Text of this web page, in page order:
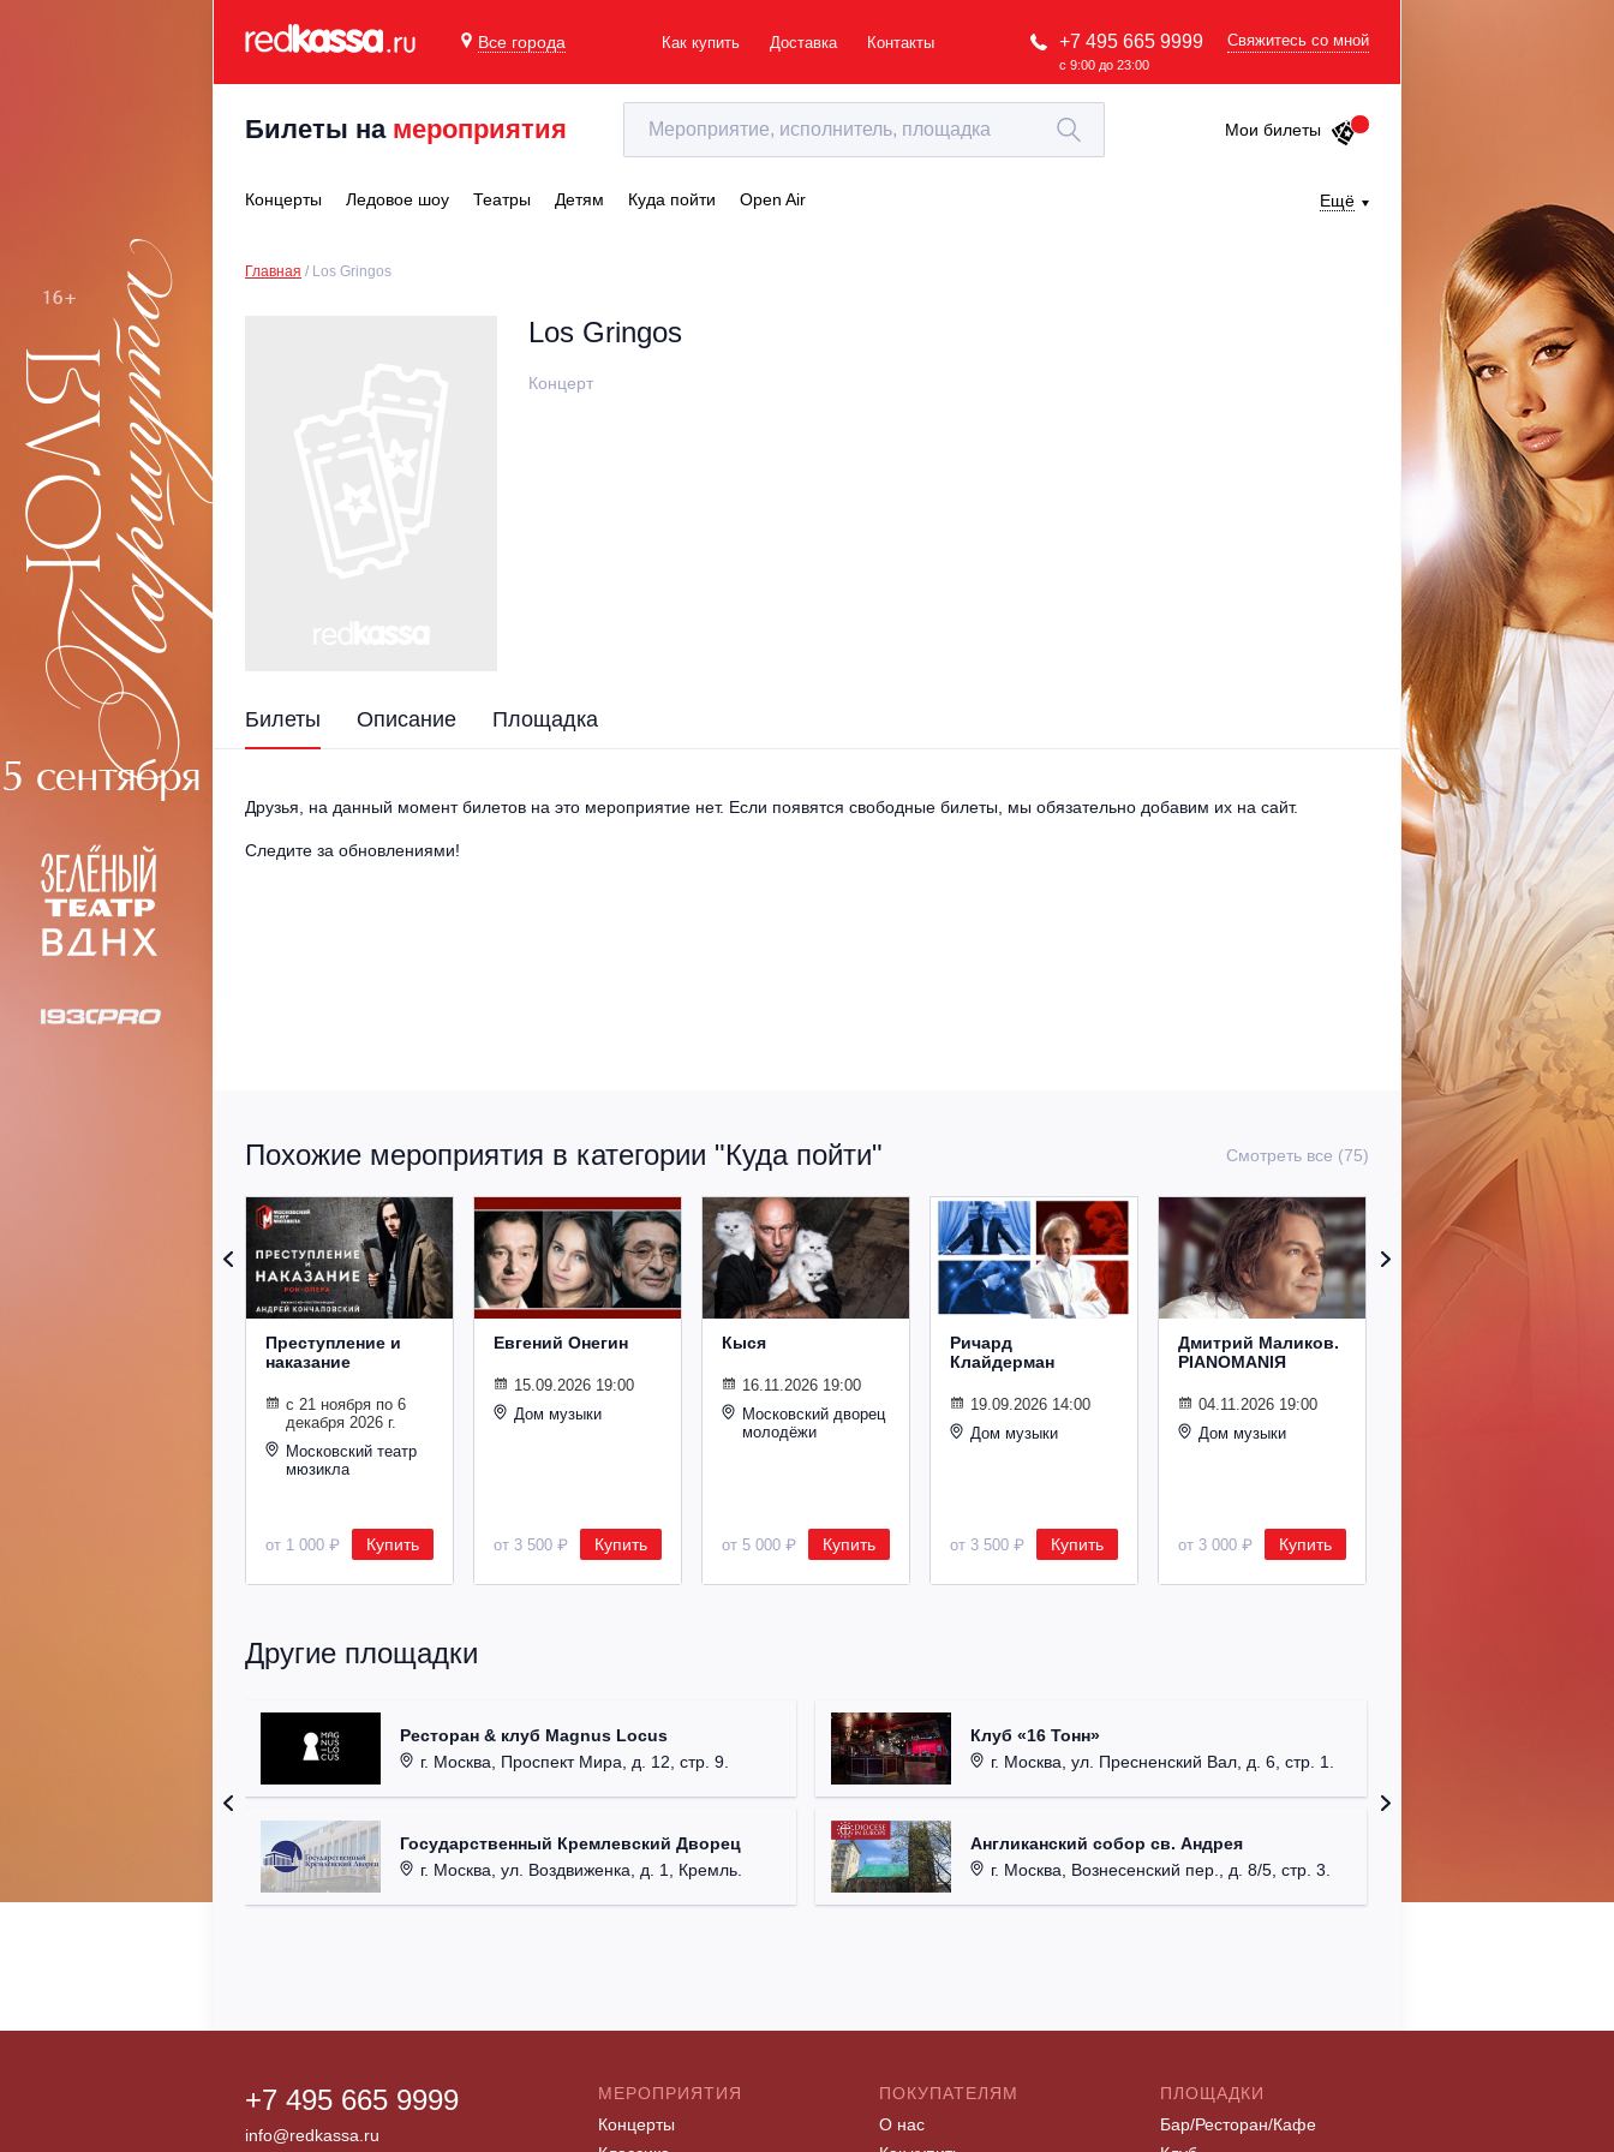
Все города Как купить Доставка Контакты +7 495 665 9999
с 9:00 до 23:00
Свяжитесь со мной
Билеты на мероприятия Мои билеты
Концерты Ледовое шоу Театры Детям Куда пойти Open Air Ещё
Главная Los Gringos
Los Gringos
Концерт
Билеты Описание Площадка
Друзья, на данный момент билетов на это мероприятие нет. Если появятся свободные билеты, мы обязательно добавим их на сайт.
Следите за обновлениями!
Похожие мероприятия в категории "Куда пойти" Смотреть все (75)
Преступление и
наказание
с 21 ноября по 6
декабря 2026 г.
Московский театр
мюзикла
от 1 000 ₽ Купить
Евгений Онегин
15.09.2026 19:00
Дом музыки
от 3 500 ₽ Купить
Кыся
16.11.2026 19:00
Московский дворец
молодёжи
от 5 000 ₽ Купить
Ричард
Клайдерман
19.09.2026 14:00
Дом музыки
от 3 500 ₽ Купить
Дмитрий Маликов.
PIANOMANIЯ
04.11.2026 19:00
Дом музыки
от 3 000 ₽ Купить
Другие площадки
Ресторан & клуб Magnus Locus
г. Москва, Проспект Мира, д. 12, стр. 9.
Государственный Кремлевский Дворец
г. Москва, ул. Воздвиженка, д. 1, Кремль.
Клуб «16 Тонн»
г. Москва, ул. Пресненский Вал, д. 6, стр. 1.
Англиканский собор св. Андрея
г. Москва, Вознесенский пер., д. 8/5, стр. 3.
+7 495 665 9999
info@redkassa.ru
МЕРОПРИЯТИЯ
Концерты
ПОКУПАТЕЛЯМ
О нас
ПЛОЩАДКИ
Бар/Ресторан/Кафе